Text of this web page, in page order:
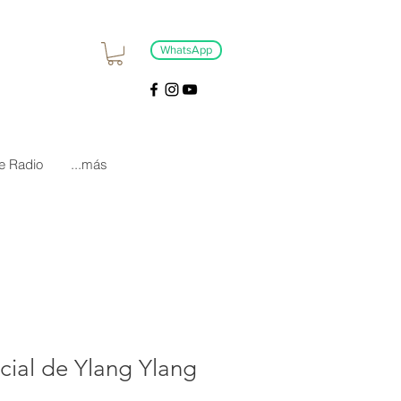
WhatsApp
Radio ...más
de Ylang Ylang